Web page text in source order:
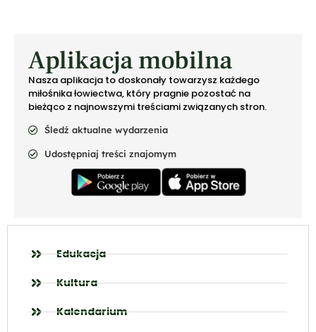
Aplikacja mobilna
Nasza aplikacja to doskonały towarzysz każdego
miłośnika łowiectwa, który pragnie pozostać na
bieżąco z najnowszymi treściami związanych stron.
Śledź aktualne wydarzenia
Udostępniaj treści znajomym
Edukacja
Kultura
Kalendarium